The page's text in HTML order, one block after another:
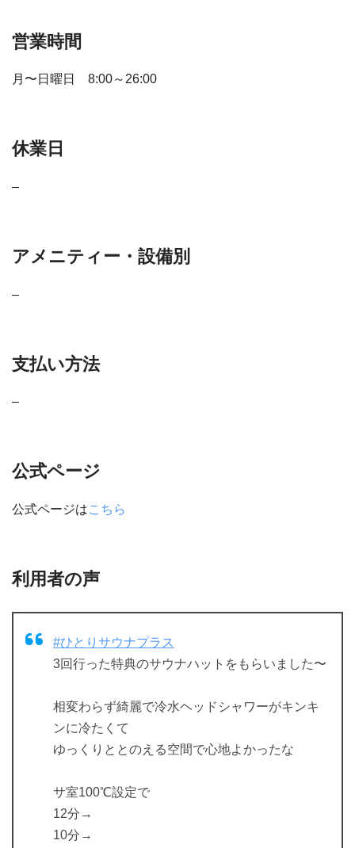
営業時間
月〜日曜日 8:00～26:00
休業日
–
アメニティー・設備別
–
支払い方法
–
公式ページ
公式ページはこちら
利用者の声
#ひとりサウナプラス
3回行った特典のサウナハットをもらいました〜
相変わらず綺麗で冷水ヘッドシャワーがキンキ
ンに冷たくて
ゆっくりととのえる空間で心地よかったな
サ室100℃設定で
12分→
10分→